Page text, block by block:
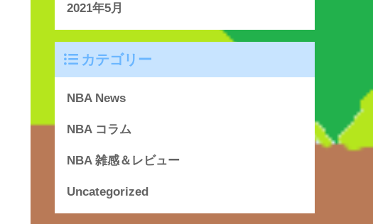
2021年5月
カテゴリー
NBA News
NBA コラム
NBA 雑感＆レビュー
Uncategorized